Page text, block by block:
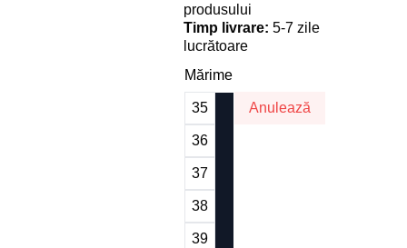
produsului
Timp livrare: 5-7 zile
lucrătoare
Mărime
35
36
37
38
39
Anulează